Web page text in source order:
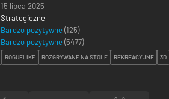
15 lipca 2025
Strategiczne
Bardzo pozytywne (125)
Bardzo pozytywne (5477)
ROGUELIKE ROZGRYWANE NA STOLE REKREACYJNE 3D